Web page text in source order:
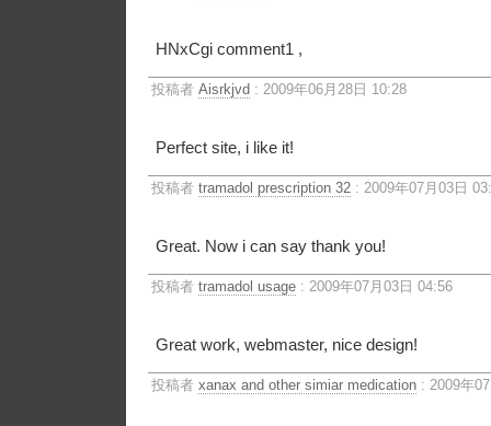
HNxCgi comment1 ,
投稿者 Aisrkjvd : 2009年06月28日 10:28
Perfect site, i like it!
投稿者 tramadol prescription 32 : 2009年07月03日
Great. Now i can say thank you!
投稿者 tramadol usage : 2009年07月03日 04:56
Great work, webmaster, nice design!
投稿者 xanax and other simiar medication : 2009年